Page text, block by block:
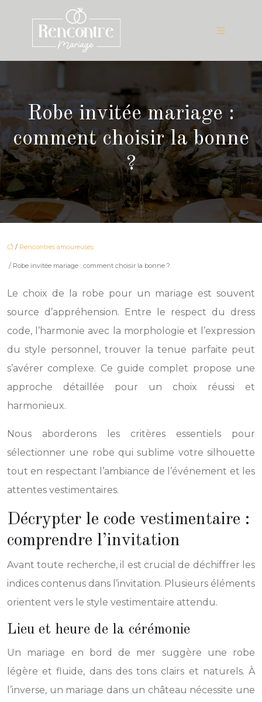
Robe invitée mariage :
comment choisir la bonne
?
/ Rencontres amoureuses
/ Robe invitée mariage : comment choisir la bonne ?
Le choix de la robe pour un mariage est souvent
source d’appréhension. Entre le respect du dress
code, l’harmonie avec la morphologie et l’expression
du style personnel, trouver la tenue parfaite peut
s’avérer complexe. Ce guide complet propose une
approche détaillée pour un choix réussi et
harmonieux.
Nous aborderons les critères essentiels pour
sélectionner une robe qui sublime votre silhouette
tout en respectant l’ambiance de l’événement et les
attentes vestimentaires.
Décrypter le code vestimentaire :
comprendre l’invitation
Avant toute recherche, il est crucial de déchiffrer les
indices contenus dans l’invitation. Plusieurs éléments
orientent vers le style vestimentaire attendu.
Lieu et heure de la cérémonie
Un mariage en bord de mer suggère une robe
légère et fluide, dans des tons clairs et naturels. À
l’inverse, un mariage dans un château nécessite une